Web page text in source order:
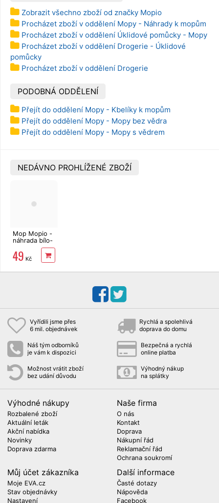
Zobrazit všechno zboží od značky Mopio
Procházet zboží v oddělení Mopy - Náhrady k mopům
Procházet zboží v oddělení Úklidové pomůcky - Mopy
Procházet zboží v oddělení Drogerie - Úklidové
pomůcky
Procházet zboží v oddělení Drogerie
PODOBNÁ ODDĚLENÍ
Přejít do oddělení Mopy - Kbelíky k mopům
Přejít do oddělení Mopy - Mopy bez vědra
Přejít do oddělení Mopy - Mopy s vědrem
NEDÁVNO PROHLÍŽENÉ ZBOŽÍ
Mop Mopio -
náhrada bílo-
49 Kč
Vyřídili jsme přes
6 mil. objednávek
Rychlá a spolehlivá
doprava do domu
Náš tým odborníků
je vám k dispozici
Bezpečná a rychlá
online platba
Možnost vrátit zboží
bez udání důvodu
Výhodný nákup
na splátky
Výhodné nákupy
Rozbalené zboží
Aktuální leták
Akční nabídka
Novinky
Doprava zdarma
Naše firma
O nás
Kontakt
Doprava
Nákupní řád
Reklamační řád
Ochrana soukromí
Můj účet zákazníka
Moje EVA.cz
Stav objednávky
Nastavení
Další informace
Časté dotazy
Nápověda
Facebook